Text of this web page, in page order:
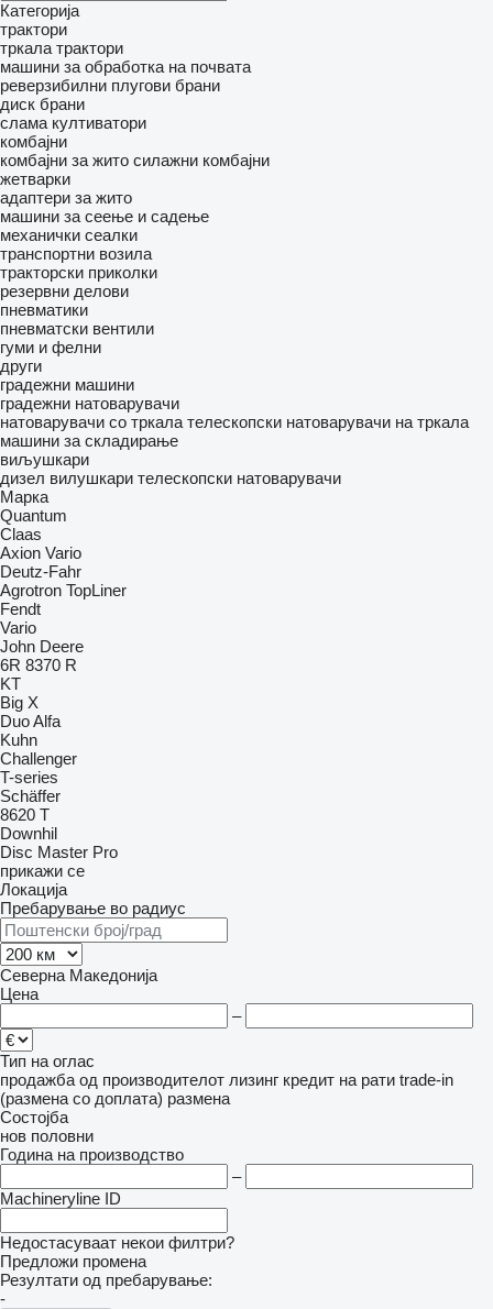
Категорија
трактори
тркала трактори
машини за обработка на почвата
реверзибилни плугови брани
диск брани
слама култиватори
комбајни
комбајни за жито силажни комбајни
жетварки
адаптери за жито
машини за сеење и садење
механички сеалки
транспортни возила
тракторски приколки
резервни делови
пневматики
пневматски вентили
гуми и фелни
други
градежни машини
градежни натоварувачи
натоварувачи со тркала телескопски натоварувачи на тркала
машини за складирање
виљушкари
дизел вилушкари телескопски натоварувачи
Марка
Quantum
Claas
Axion Vario
Deutz-Fahr
Agrotron TopLiner
Fendt
Vario
John Deere
6R 8370 R
KT
Big X
Duo Alfa
Kuhn
Challenger
T-series
Schäffer
8620 T
Downhil
Disc Master Pro
прикажи се
Локација
Пребарување во радиус
Северна Македонија
Цена
–
Тип на оглас
продажба од производителот лизинг кредит на рати trade-in
(размена со доплата) размена
Состојба
нов половни
Година на производство
–
Machineryline ID
Недостасуваат некои филтри?
Предложи промена
Резултати од пребарување:
-